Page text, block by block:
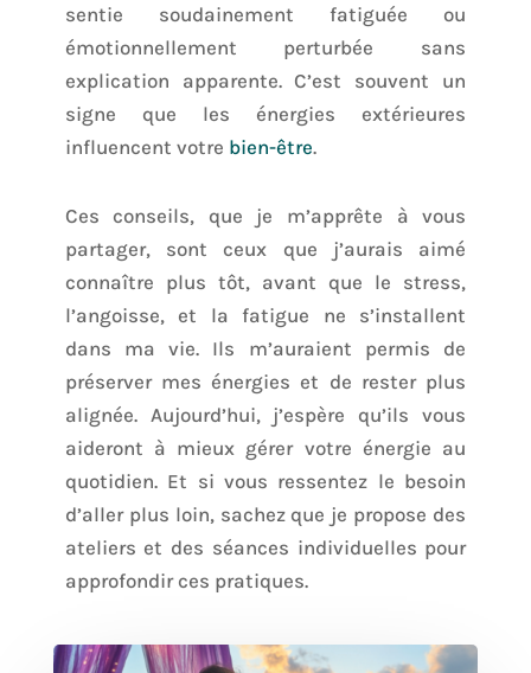
sentie soudainement fatiguée ou
émotionnellement perturbée sans
explication apparente. C’est souvent un
signe que les énergies extérieures
influencent votre bien-être.
Ces conseils, que je m’apprête à vous
partager, sont ceux que j’aurais aimé
connaître plus tôt, avant que le stress,
l’angoisse, et la fatigue ne s’installent
dans ma vie. Ils m’auraient permis de
préserver mes énergies et de rester plus
alignée. Aujourd’hui, j’espère qu’ils vous
aideront à mieux gérer votre énergie au
quotidien. Et si vous ressentez le besoin
d’aller plus loin, sachez que je propose des
ateliers et des séances individuelles pour
approfondir ces pratiques.